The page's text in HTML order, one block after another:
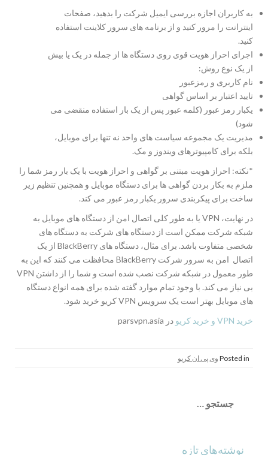
به کاربران اجازه بررسی ایمیل شرکت را بدهید، صفحات
اینترانت را مرور کنید و از برنامه های سرور کلاینت استفاده
کنید.
اجرای احراز هویت قوی روی دستگاه ها از جمله در یک یا بیش
از یک نوع روش:
نام کاربری و رمزعبور
تایید اعتبار بر اساس گواهی
یکبار رمز عبور (کلمه عبور پس از یک بار استفاده منقضی می
شود)
مدیریت یک مجموعه سیاست های واحد نه تنها برای موبایل،
بلکه برای کامپیوترهای ویندوز و مک.
*نکته: احراز هویت مبتنی بر گواهی و احراز هویت با یک بار رمز شما را
ملزم به بکار بردن گواهی ها برای دستگاه موبایل و همچنین تنظیم زیر
ساخت برای پیکربندی سرور یکبار رمز عبور می کند.
در نهایت، VPN یا به طور کلی اتصال امن از دستگاه های موبایل به
شبکه شرکت ممکن است از دستگاه های شرکت به دستگاه های
شخصی متفاوت باشد. برای مثال، دستگاه های BlackBerry از یک
اتصال امن به سرور شرکت BlackBerry محافظت می کنند که این به
طور معمول در شبکه شرکت نصب شده است و شما را از داشتن VPN
بی نیاز می کند. با وجود تمام موارد گفته شده برای همه انواع دستگاه
های موبایل بهتر است یک سرویس VPN کریو خرید شود.
خرید VPN و خرید کریو
در parsvpn.asia
Posted in وی پی ان کریو
برای:
نوشته‌های تازه